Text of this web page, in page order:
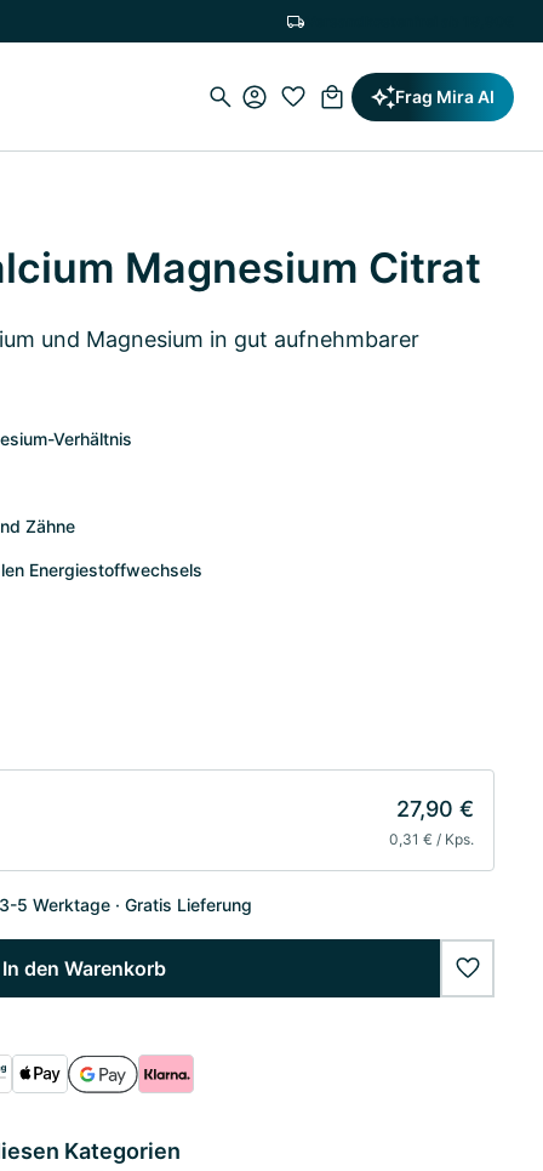
Frag Mira AI
Magnesium Citrat
und Magnesium in gut aufnehmbarer
Verhältnis
Zähne
Energiestoffwechsels
27,90 €
0,31 € / Kps.
5 Werktage Gratis Lieferung
In den Warenkorb
Kategorien